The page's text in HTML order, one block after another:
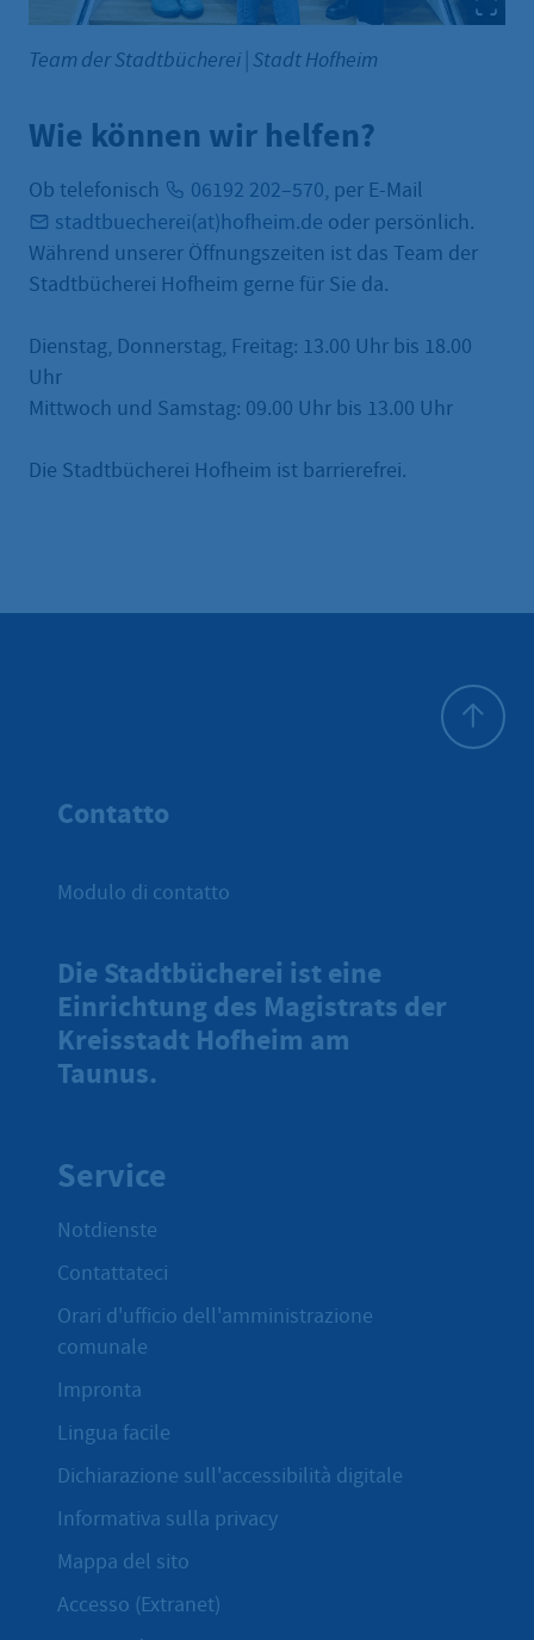
Team der Stadtbücherei | Stadt Hofheim
Wie können wir helfen?
Ob telefonisch 06192 202–570, per E-Mail
stadtbuecherei(at)hofheim.de oder persönlich.
Während unserer Öffnungszeiten ist das Team der
Stadtbücherei Hofheim gerne für Sie da.
Dienstag, Donnerstag, Freitag: 13.00 Uhr bis 18.00
Uhr
Mittwoch und Samstag: 09.00 Uhr bis 13.00 Uhr
Die Stadtbücherei Hofheim ist barrierefrei.
Contatto
Modulo di contatto
Die Stadtbücherei ist eine
Einrichtung des Magistrats der
Kreisstadt Hofheim am
Taunus.
Service
Notdienste
Contattateci
Orari d'ufficio dell'amministrazione
comunale
Impronta
Lingua facile
Dichiarazione sull'accessibilità digitale
Informativa sulla privacy
Mappa del sito
Accesso (Extranet)